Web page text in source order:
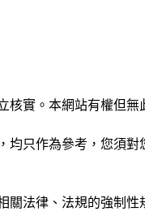
核實。本網站有權但
只作為參考，您須對
法律、法規的強制性